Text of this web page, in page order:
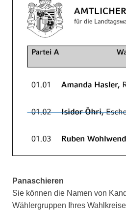
Panaschieren
Sie können die Namen von
Wählergruppen Ihres